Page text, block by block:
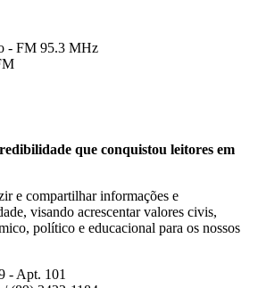
que conquistou leitores em
e compartilhar informações e
visando acrescentar valores civis,
político e educacional para os nossos
- Apt. 101